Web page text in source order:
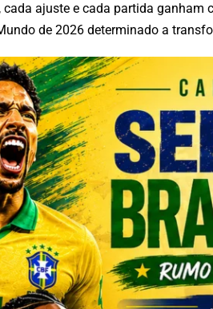
cada ajuste e cada partida
de 2026 determinado a